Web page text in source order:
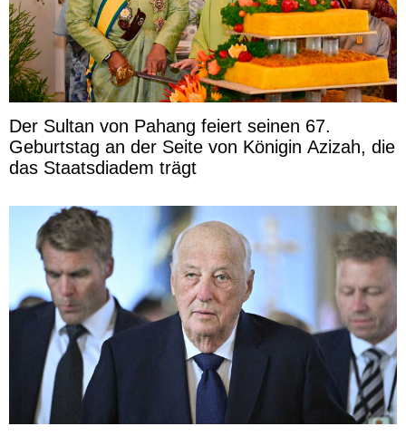
Der Sultan von Pahang feiert seinen 67.
Geburtstag an der Seite von Königin Azizah, die
das Staatsdiadem trägt